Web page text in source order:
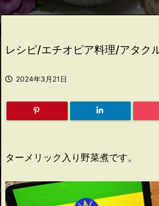
レシピ/エチオピア料理/アタク
2024年3月21日
ターメリック入り野菜煮です。